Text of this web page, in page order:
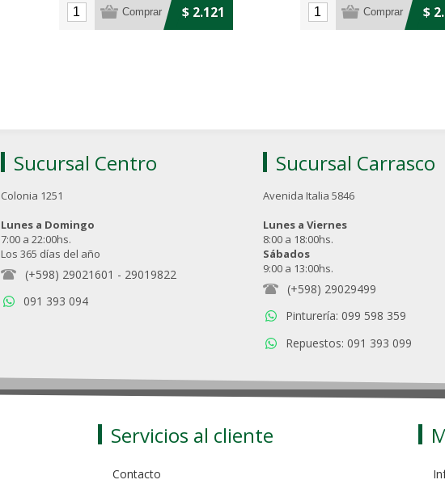
$ 2.121 $
Sucursal Centro
Colonia 1251
Lunes a Domingo
7:00 a 22:00hs.
Los 365 días del año
(+598) 29021601 - 29019822
091 393 094
Sucursal Carrasco
Avenida Italia 5846
Lunes a Viernes
8:00 a 18:00hs.
Sábados
9:00 a 13:00hs.
(+598) 29029499
Pinturería: 099 598 359
Repuestos: 091 393 099
Servicios al cliente
Contacto